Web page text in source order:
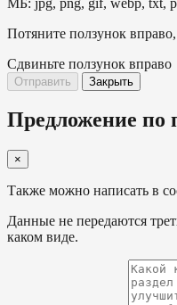
Потяните ползунок
Сдвиньте ползунок вправо
Отправить Закрыть
Предложение по
×
Также можно написать в
Данные не передаются
каком виде.